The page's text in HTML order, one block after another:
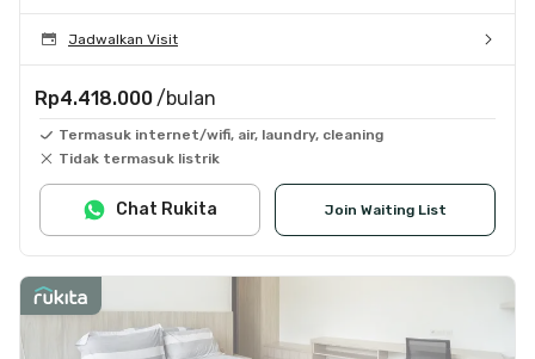
Jadwalkan Visit
Rp4.418.000 /bulan
Termasuk internet/wifi, air, laundry, cleaning
Tidak termasuk listrik
Join Waiting List
Chat Rukita